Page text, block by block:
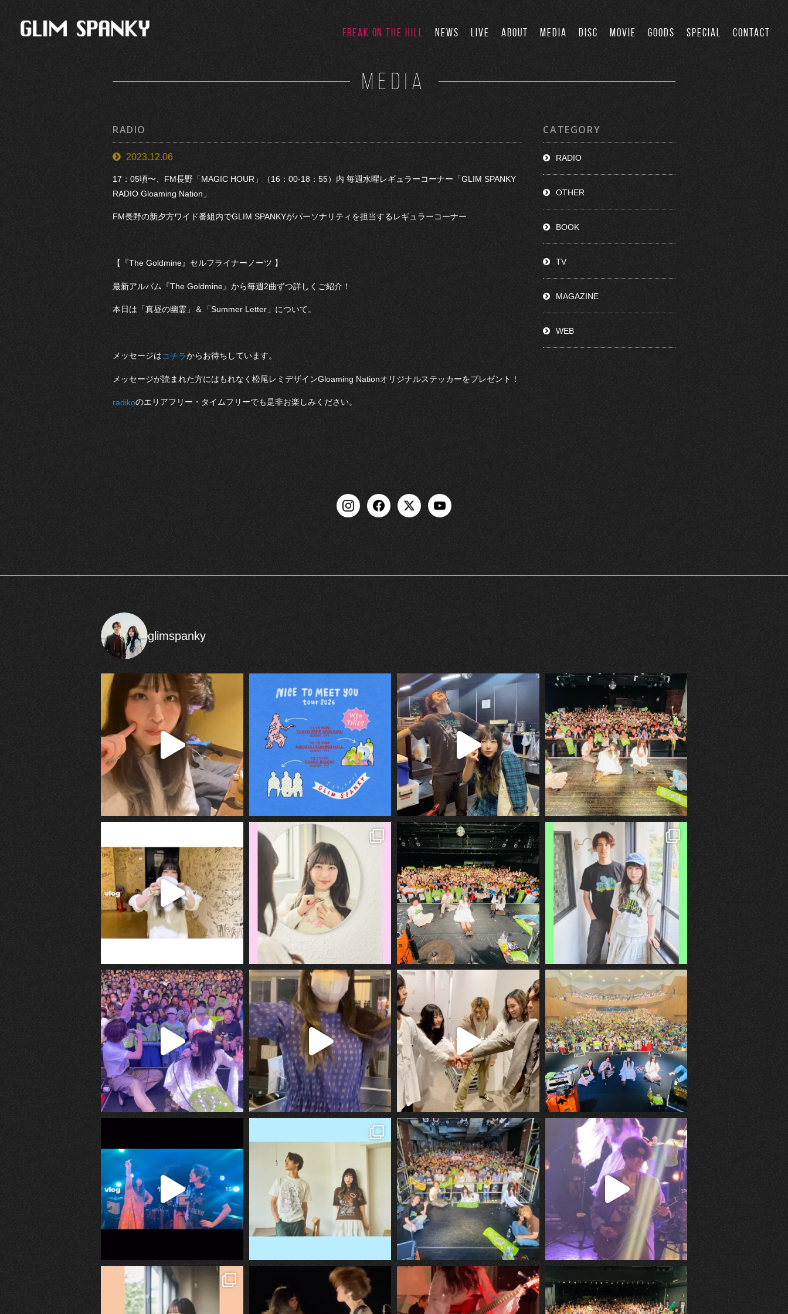
FREAK ON THE HILL NEWS LIVE ABOUT MEDIA DISC MOVIE GOODS SPECIAL CONTACT
MEDIA
RADIO
2023.12.06
17：05頃〜、FM長野「MAGIC HOUR」（16：00-18：55）内 毎週水曜レギュラーコーナー「GLIM SPANKY
RADIO Gloaming Nation」
FM長野の新夕方ワイド番組内でGLIM SPANKYがパーソナリティを担当するレギュラーコーナー
【『The Goldmine』セルフライナーノーツ 】
最新アルバム『The Goldmine』から毎週2曲ずつ詳しくご紹介！
本日は「真昼の幽霊」＆「Summer Letter」について。
メッセージはコチラからお待ちしています。
メッセージが読まれた方にはもれなく松尾レミデザインGloaming Nationオリジナルステッカーをプレゼント！
radikoのエリアフリー・タイムフリーでも是非お楽しみください。
CATEGORY
RADIO
OTHER
BOOK
TV
MAGAZINE
WEB
glimspanky